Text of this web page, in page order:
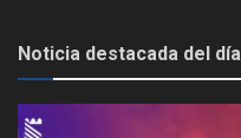
Noticia destacada del día